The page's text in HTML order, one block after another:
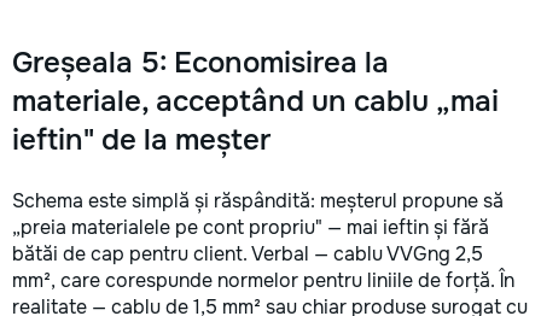
Greșeala 5: Economisirea la
materiale, acceptând un cablu „mai
ieftin" de la meșter
Schema este simplă și răspândită: meșterul propune să
„preia materialele pe cont propriu" — mai ieftin și fără
bătăi de cap pentru client. Verbal — cablu VVGng 2,5
mm², care corespunde normelor pentru liniile de forță. În
realitate — cablu de 1,5 mm² sau chiar produse surogat cu